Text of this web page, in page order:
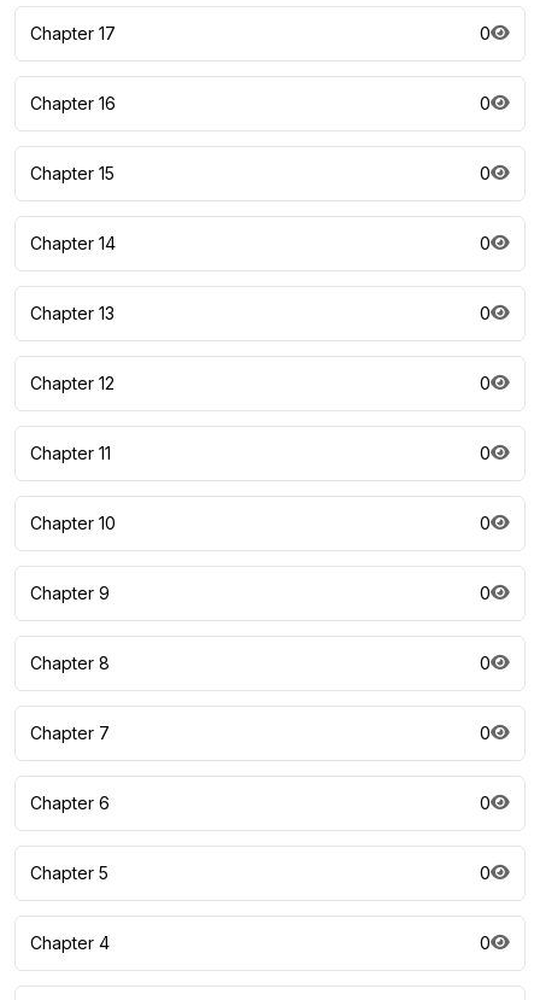
Chapter 17 0
Chapter 16 0
Chapter 15 0
Chapter 14 0
Chapter 13 0
Chapter 12 0
Chapter 11 0
Chapter 10 0
Chapter 9 0
Chapter 8 0
Chapter 7 0
Chapter 6 0
Chapter 5 0
Chapter 4 0